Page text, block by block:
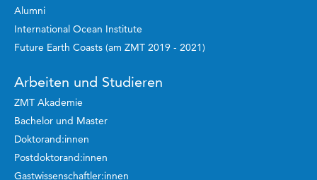
Alumni
International Ocean Institute
Future Earth Coasts (am ZMT 2019 - 2021)
Arbeiten und Studieren
ZMT Akademie
Bachelor und Master
Doktorand:innen
Postdoktorand:innen
Gastwissenschaftler:innen